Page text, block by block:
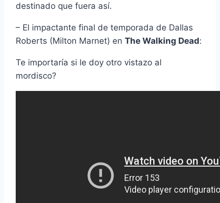
destinado que fuera así­.
– El impactante final de temporada de Dallas
Roberts (Milton Marnet) en The Walking Dead:
Te importarí­a si le doy otro vistazo al
mordisco?